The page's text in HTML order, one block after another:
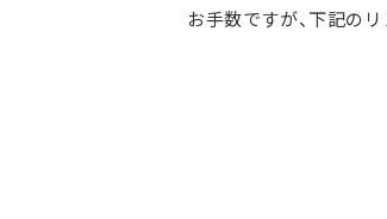
お手数ですが、下記の